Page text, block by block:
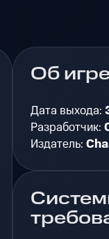
Об
Дата выхода:
Разработчик:
Издатель: